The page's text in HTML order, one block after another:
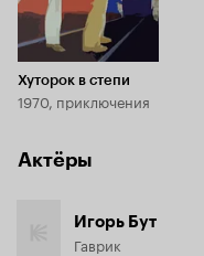
Хуторок в степи
1970, приключения
Актёры
Игорь Бут
Гаврик